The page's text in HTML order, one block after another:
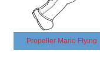
Propeller Mario Flying